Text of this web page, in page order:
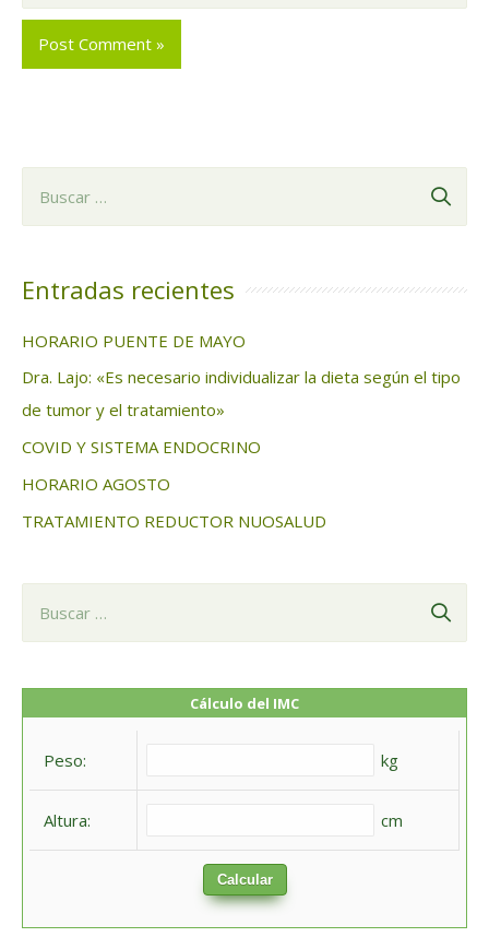
c
r
:
Entradas recientes
HORARIO PUENTE DE MAYO
Dra. Lajo: «Es necesario individualizar la dieta según el tipo
de tumor y el tratamiento»
COVID Y SISTEMA ENDOCRINO
HORARIO AGOSTO
TRATAMIENTO REDUCTOR NUOSALUD
Cálculo del IMC
Peso: kg
Altura: cm
Calcular